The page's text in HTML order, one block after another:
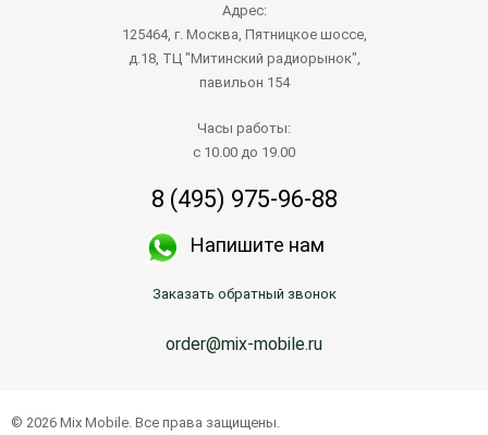
Адрес:
125464, г. Москва, Пятницкое шоссе,
д.18, ТЦ "Митинский радиорынок",
павильон 154
Часы работы:
с 10.00 до 19.00
8 (495) 975-96-88
Напишите нам
Заказать обратный звонок
order@mix-mobile.ru
© 2026 Mix Mobile. Все права защищены.